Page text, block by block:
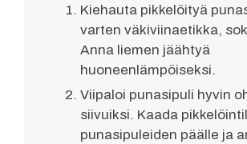
Kiehauta pikkelöityä
varten väkiviinaetikka,
Anna liemen jäähtyä
huoneenlämpöiseksi.
Viipaloi punasipuli hyvin
siivuiksi. Kaada
punasipuleiden päälle ja